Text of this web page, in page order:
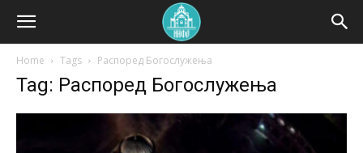
Home Tags Распоред Богослужења
Tag: Распоред Богослужења